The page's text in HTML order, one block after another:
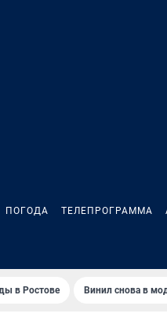
ПОГОДА ТЕЛЕПРОГРАММА
в Ростове Винил снова в